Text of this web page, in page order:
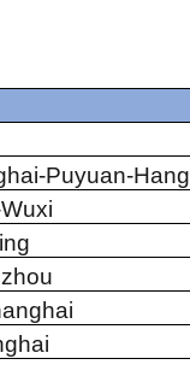
Puyuan-